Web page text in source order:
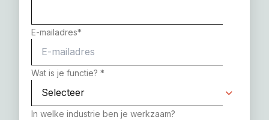
E-mailadres*
Wat is je functie? *
In welke industrie ben je werkzaam?